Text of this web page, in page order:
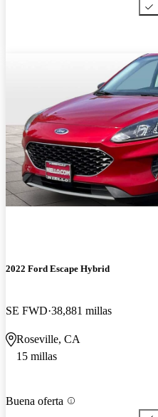
2022 Ford Escape Hybrid
SE FWD 38,881 millas
Roseville, CA
15 millas
Buena oferta